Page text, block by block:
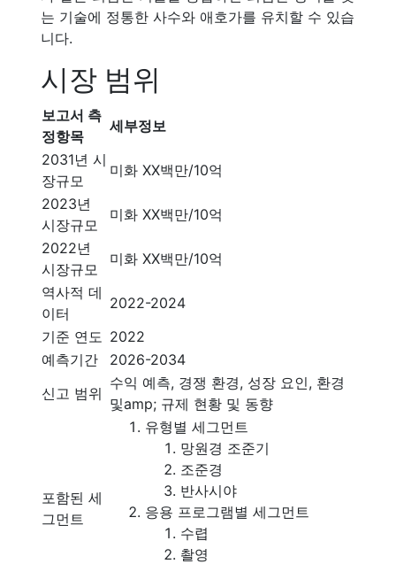
는 기술에 정통한 사수와 애호가를 유치할 수 있습
니다.
시장 범위
보고서 측
정항목
세부정보
2031년 시
장규모
미화 XX백만/10억
2023년
시장규모
미화 XX백만/10억
2022년
시장규모
미화 XX백만/10억
역사적 데
이터
2022-2024
기준 연도 2022
예측기간
2026-2034
신고 범위
수익 예측, 경쟁 환경, 성장 요인, 환경
및amp; 규제 현황 및 동향
포함된 세
그먼트
유형별 세그먼트
망원경 조준기
조준경
반사시야
응용 프로그램별 세그먼트
수렵
촬영